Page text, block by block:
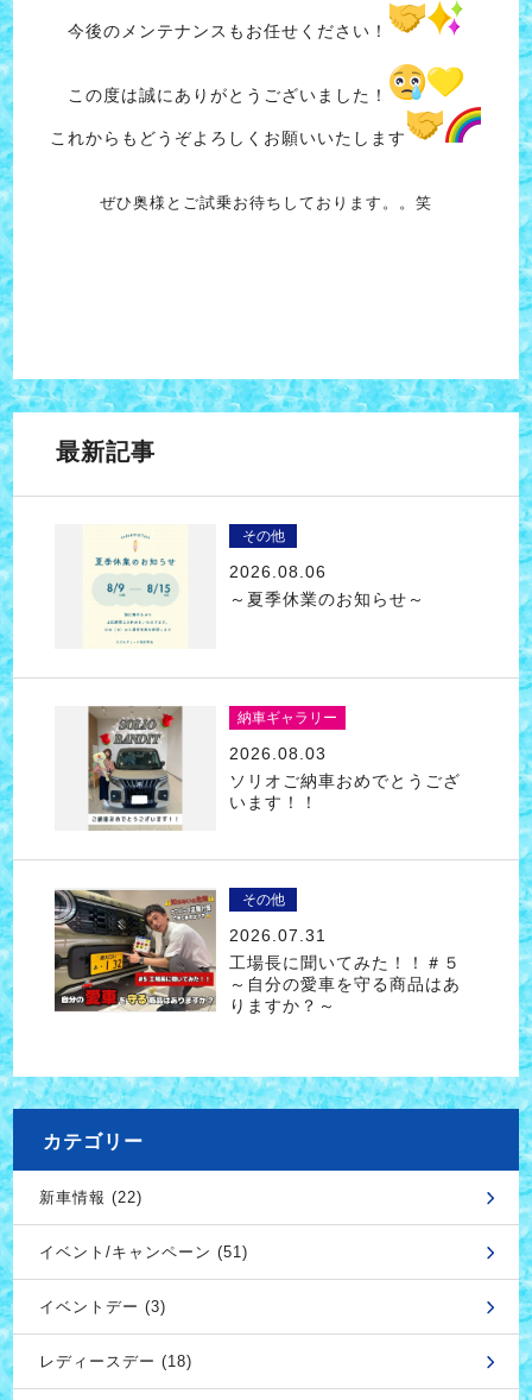
今後のメンテナンスもお任せください！
この度は誠にありがとうございました！
これからもどうぞよろしくお願いいたします
ぜひ奥様とご試乗お待ちしております。。笑
最新記事
その他
2026.08.06
～夏季休業のお知らせ～
納車ギャラリー
2026.08.03
ソリオご納車おめでとうござ
います！！
その他
2026.07.31
工場長に聞いてみた！！＃５
～自分の愛車を守る商品はあ
りますか？～
カテゴリー
新車情報 (22)
イベント/キャンペーン (51)
イベントデー (3)
レディースデー (18)